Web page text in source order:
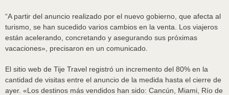
“A partir del anuncio realizado por el nuevo gobierno, que afecta al
turismo, se han sucedido varios cambios en la venta. Los viajeros
están acelerando, concretando y asegurando sus próximas
vacaciones», precisaron en un comunicado.
El sitio web de Tije Travel registró un incremento del 80% en la
cantidad de visitas entre el anuncio de la medida hasta el cierre de
ayer. «Los destinos más vendidos han sido: Cancún, Miami, Río de